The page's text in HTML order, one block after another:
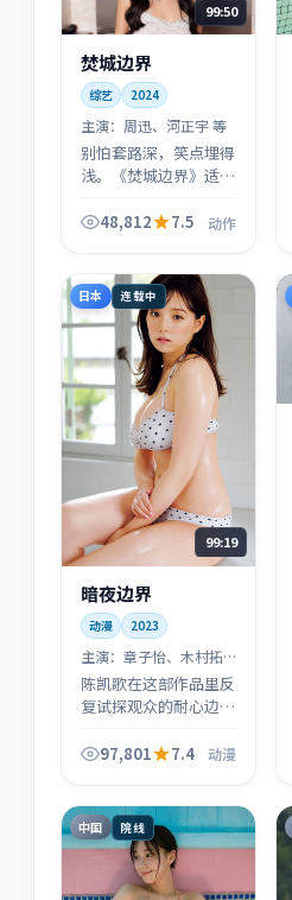
99:50
焚城边界
综艺 2024
主演： 周迅、河正宇 等
别怕套路深，笑点埋得
浅。《焚城边界》适合
情；当然，它也会在第
48,812 7.5 动作
日本 连载中
99:19
暗夜边界
动漫 2023
主演： 章子怡、木村拓
哉 等
陈凯歌在这部作品里反
复试探观众的耐心边
抛来，直到终场灯亮
97,801 7.4 动漫
中国 院线